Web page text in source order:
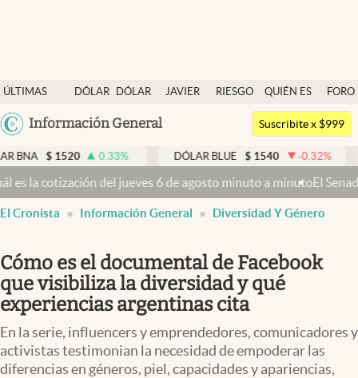
ÚLTIMAS
NOTICIAS
DÓLAR
DÓLAR
JAVIER
RIESGO
QUIÉN ES
QUIÉN
FORO
Argentina
México
Colombia
Información General
Dólar
Members
Economía y Política
Finanzas y Mercados
Mercados Online
Columnistas
Otras secciones
Apertura
Infotechnology
Suscribite x $999
0.33% DÓLAR BLUE $ 1540 -0.32% DÓLAR
6 de agosto minuto a minutoEl Senado busca aprobar la
El Cronista Información General Diversidad Y Género
Cómo es el documental de Facebook
que visibiliza la diversidad y qué
experiencias argentinas cita
En la serie, influencers y emprendedores, comunicadores y
activistas testimonian la necesidad de empoderar las
diferencias en géneros, piel, capacidades y apariencias,